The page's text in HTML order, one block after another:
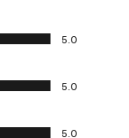
5.0
5.0
5.0